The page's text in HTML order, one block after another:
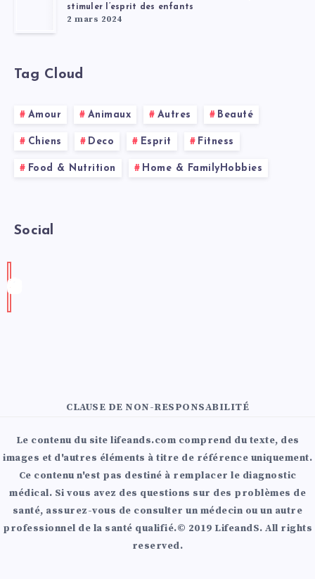
stimuler l’esprit des enfants
2 mars 2024
Tag Cloud
Amour Animaux Autres Beauté
Chiens Deco Esprit Fitness
Food & Nutrition Home & FamilyHobbies
Social
CLAUSE DE NON-RESPONSABILITÉ
Le contenu du site lifeands.com comprend du texte, des
images et d'autres éléments à titre de référence uniquement.
Ce contenu n'est pas destiné à remplacer le diagnostic
médical. Si vous avez des questions sur des problèmes de
santé, assurez-vous de consulter un médecin ou un autre
professionnel de la santé qualifié.© 2019 LifeandS. All rights
reserved.